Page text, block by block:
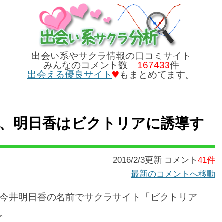
出会い系やサクラ情報の口コミサイト
みんなのコメント数 167433件
出会える優良サイト
もまとめてます。
明日香はビクトリアに誘導す
2016/2/3更新 コメント 41件
最新のコメントへ移動
井明日香の名前でサクラサイト「ビクトリア」